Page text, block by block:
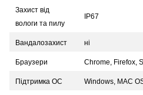
Захист від
вологи та пилу
IP67
Вандалозахист ні
Браузери Chrome, Firefox,
Підтримка ОС Windows, MAC